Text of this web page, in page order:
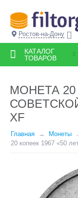
Ростов-на-Дону
КАТАЛОГ
ТОВАРОВ
МОНЕТА 20
XF
Главная Монеты
20 копеек 1967 «50